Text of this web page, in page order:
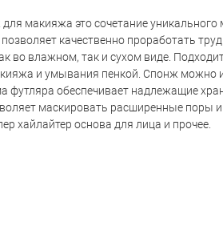
макияжа это сочетание
качественно проработать
во влажном, так и сухом виде.
и умывания пенкой. Спонж можно
футляра обеспечивает надлежащие
маскировать расширенные
хайлайтер основа для лица и прочее.